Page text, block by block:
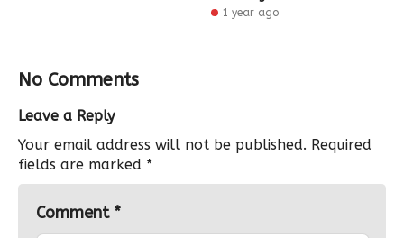
1 year ago
No Comments
Leave a Reply
Your email address will not be published. Required
fields are marked *
Comment *